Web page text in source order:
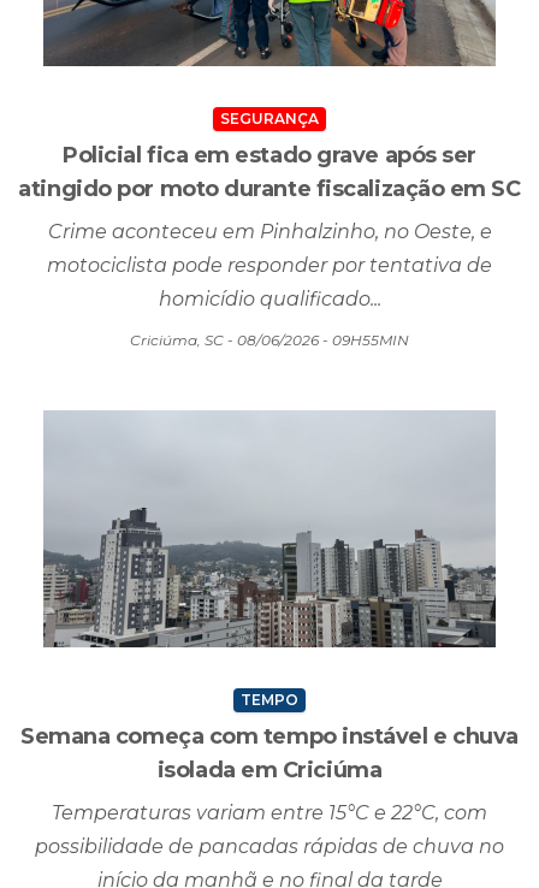
SEGURANÇA
atingido por moto durante fiscalização em SC
Crime aconteceu em Pinhalzinho, no Oeste, e
motociclista pode responder por tentativa de
homicídio qualificado...
Criciúma, SC - 08/06/2026 - 09H55MIN
TEMPO
isolada em Criciúma
Temperaturas variam entre 15°C e 22°C, com
possibilidade de pancadas rápidas de chuva no
início da manhã e no final da tarde
Criciúma, SC - 08/06/2026 - 09H29MIN